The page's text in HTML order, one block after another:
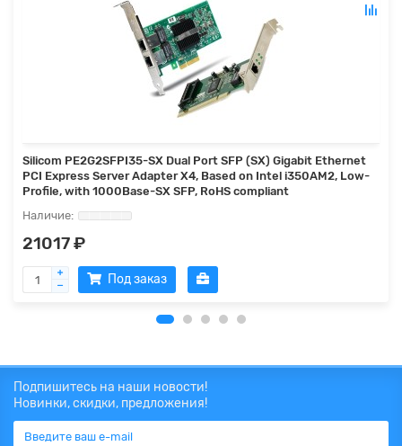
Silicom PE2G2SFPI35-SX Dual Port SFP (SX) Gigabit Ethernet
PCI Express Server Adapter X4, Based on Intel i350AM2, Low-
Profile, with 1000Base-SX SFP, RoHS compliant
21017 ₽
Под заказ
Подпишитесь на наши новости!
Новинки, скидки, предложения!